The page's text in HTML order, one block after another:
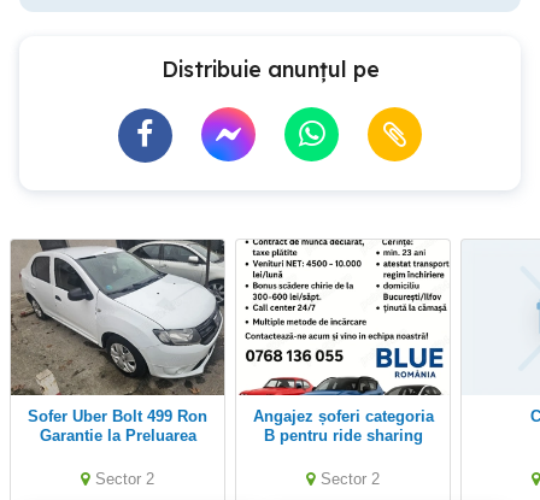
Distribuie anunțul pe
Sofer Uber Bolt 499 Ron
Garantie la Preluarea
Logan gpl
Sector 2
Angajez șoferi categoria
B pentru ride sharing
Sector 2